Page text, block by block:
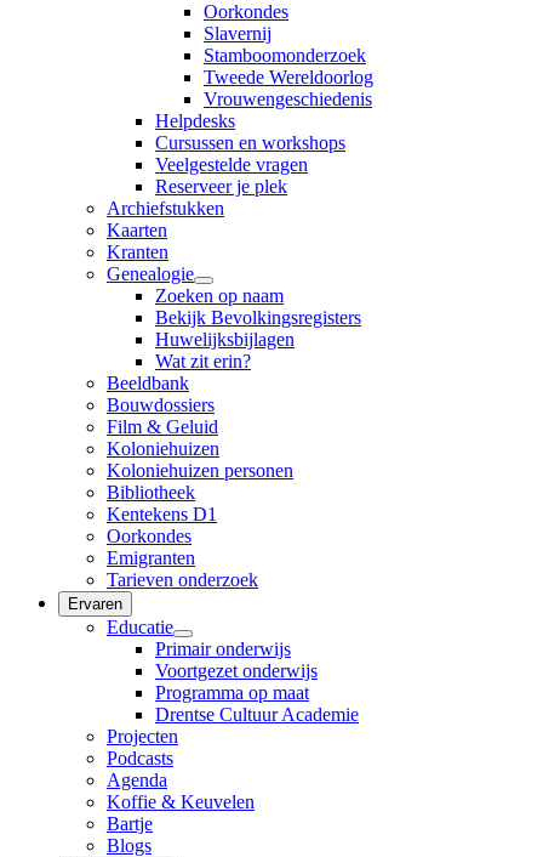
Oorkondes
Slavernij
Stamboomonderzoek
Tweede Wereldoorlog
Vrouwengeschiedenis
Helpdesks
Cursussen en workshops
Veelgestelde vragen
Reserveer je plek
Archiefstukken
Kaarten
Kranten
Genealogie
Zoeken op naam
Bekijk Bevolkingsregisters
Huwelijksbijlagen
Wat zit erin?
Beeldbank
Bouwdossiers
Film & Geluid
Koloniehuizen
Koloniehuizen personen
Bibliotheek
Kentekens D1
Oorkondes
Emigranten
Tarieven onderzoek
Ervaren
Educatie
Primair onderwijs
Voortgezet onderwijs
Programma op maat
Drentse Cultuur Academie
Projecten
Podcasts
Agenda
Koffie & Keuvelen
Bartje
Blogs